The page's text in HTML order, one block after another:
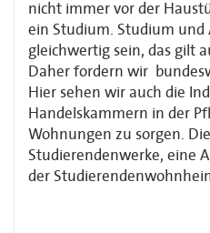
nicht immer vor der
ein Studium. Studium und
gleichwertig sein, das gilt
Daher fordern wir
Hier sehen wir auch die
Handelskammern in der
Wohnungen zu sorgen.
Studierendenwerke, eine
der